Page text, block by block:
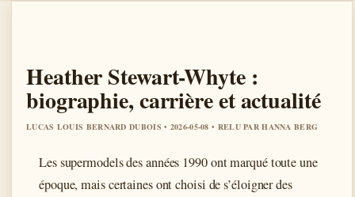
Heather Stewart-Whyte :
biographie, carrière et actualité
LUCAS LOUIS BERNARD DUBOIS • 2026-05-08 • RELU PAR HANNA BERG
Les supermodels des années 1990 ont marqué toute une
époque, mais certaines ont choisi de s’éloigner des